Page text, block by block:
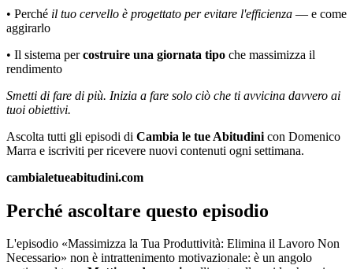
• Perché il tuo cervello è progettato per evitare l'efficienza — e come
aggirarlo
• Il sistema percostruire una giornata tipo che massimizza il
rendimento
Smetti di fare di più. Inizia a fare solo ciò che ti avvicina davvero ai
tuoi obiettivi.
Ascolta tutti gli episodi di Cambia le tue Abitudini con Domenico
Marra e iscriviti per ricevere nuovi contenuti ogni settimana.
cambialetueabitudini.com
Perché ascoltare questo episodio
L'episodio «Massimizza la Tua Produttività: Elimina il Lavoro Non
Necessario» non è intrattenimento motivazionale: è un angolo